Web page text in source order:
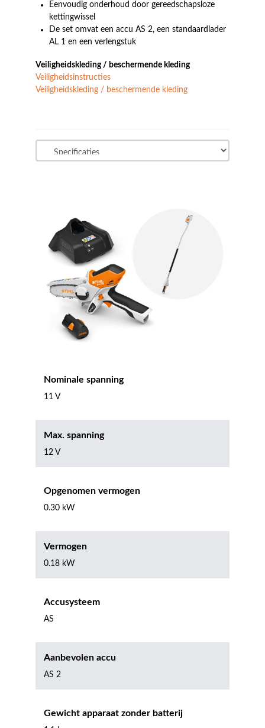
Eenvoudig onderhoud door gereedschapsloze
kettingwissel
De set omvat een accu AS 2, een standaardlader
AL 1 en een verlengstuk
Veiligheidskleding / beschermende kleding
Veiligheidsinstructies
Veiligheidskleding / beschermende kleding
Nominale spanning
11 V
Max. spanning
12 V
Opgenomen vermogen
0.30 kW
Vermogen
0.18 kW
Accusysteem
AS
Aanbevolen accu
AS 2
Gewicht apparaat zonder batterij